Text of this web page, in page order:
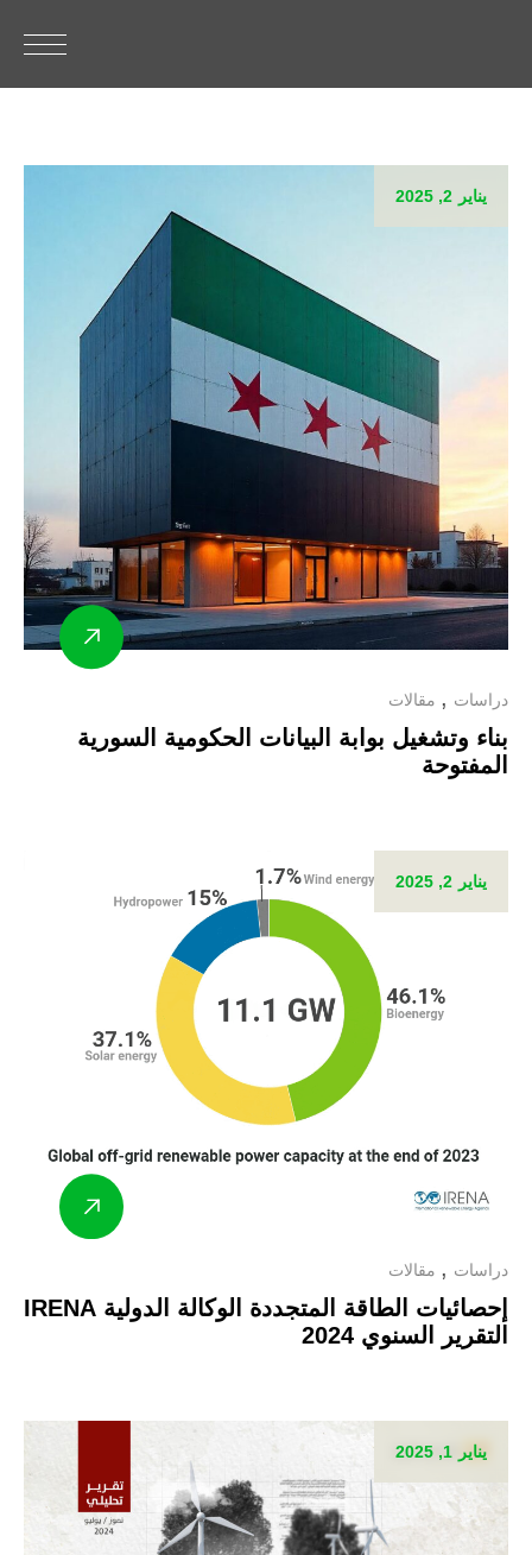
يناير 2, 2025
دراسات مقالات
بناء وتشغيل بوابة البيانات الحكومية السورية
المفتوحة
يناير 2, 2025
دراسات مقالات
إحصائيات الطاقة المتجددة الوكالة الدولية IRENA
التقرير السنوي 2024
يناير 1, 2025